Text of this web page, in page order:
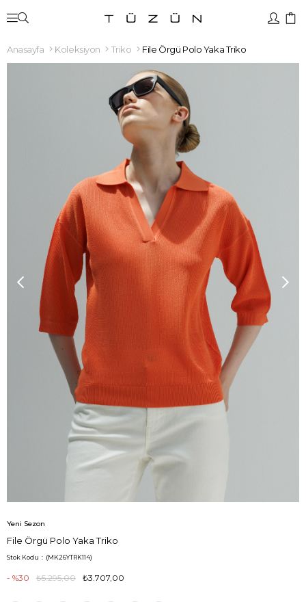
Anasayfa Koleksiyon Triko File Örgü Polo Yaka Triko
Yeni Sezon
File Örgü Polo Yaka Triko
Stok Kodu (MK26YTRK114)
30 ₺5.295,00 ₺3.707,00